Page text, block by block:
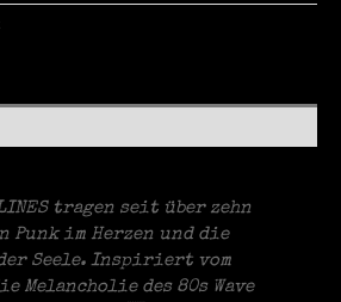
LINES tragen seit über zehn
Punk im Herzen und die
Seele. Inspiriert vom
Melancholie des 80s Wave